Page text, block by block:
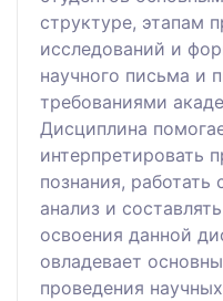
структуре, этапам
исследований и
научного письма и
требованиями
Дисциплина
интерпретировать
познания,
анализ и
освоения данной
овладевает
проведения